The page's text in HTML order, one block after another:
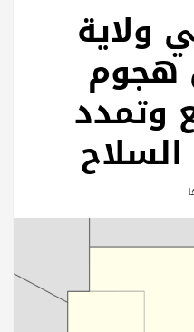
ولاية
هجوم
وتمدد